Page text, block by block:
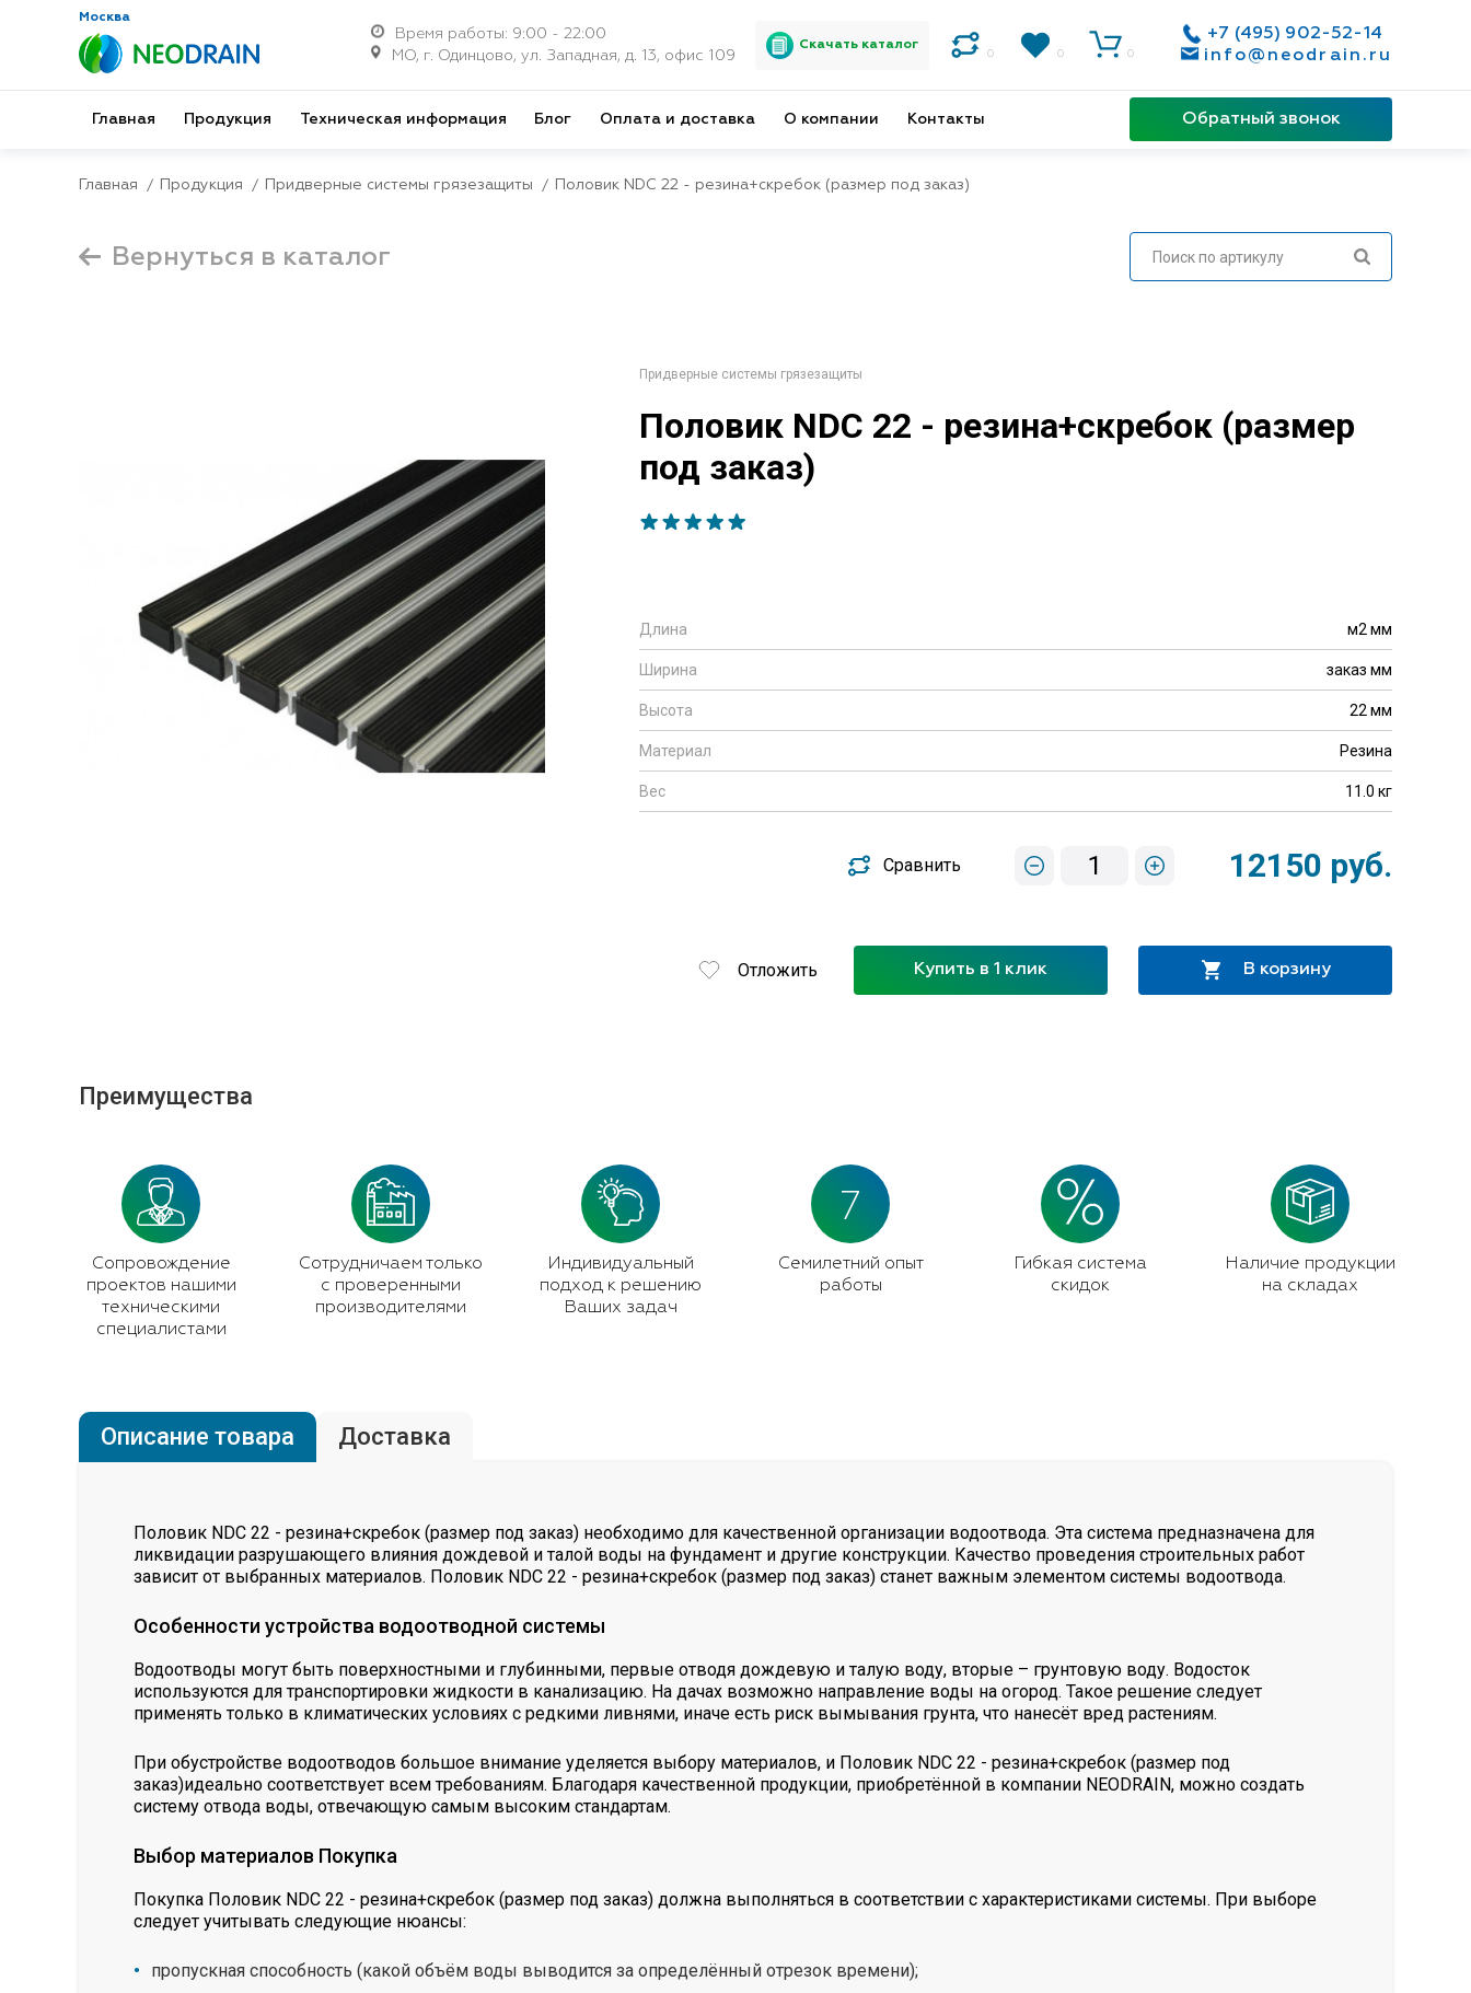
Москва
Время работы: 9:00 - 22:00
МО, г. Одинцово, ул. Западная, д. 13, офис 109
Скачать каталог
0 0 0
+7 (495) 902-52-14
info@neodrain.ru
Главная Продукция Техническая информация Блог Оплата и доставка О компании Контакты Обратный звонок
Главная Продукция Придверные системы грязезащиты Половик NDC 22 - резина+скребок (размер под заказ)
Вернуться в каталог
Придверные системы грязезащиты
Половик NDC 22 - резина+скребок (размер
под заказ)
Длина м2 мм
Ширина заказ мм
Высота 22 мм
Материал Резина
Вес 11.0 кг
Сравнить 1 12150 руб.
Отложить Купить в 1 клик В корзину
Преимущества
Сопровождение
проектов нашими
техническими
специалистами
Сотрудничаем только
с проверенными
производителями
Индивидуальный
подход к решению
Ваших задач
7
Семилетний опыт
работы
Гибкая система
скидок
Наличие продукции
на складах
Описание товара Доставка
Половик NDC 22 - резина+скребок (размер под заказ) необходимо для качественной организации водоотвода. Эта система предназначена для
ликвидации разрушающего влияния дождевой и талой воды на фундамент и другие конструкции. Качество проведения строительных работ
зависит от выбранных материалов. Половик NDC 22 - резина+скребок (размер под заказ) станет важным элементом системы водоотвода.
Особенности устройства водоотводной системы
Водоотводы могут быть поверхностными и глубинными, первые отводя дождевую и талую воду, вторые – грунтовую воду. Водосток
используются для транспортировки жидкости в канализацию. На дачах возможно направление воды на огород. Такое решение следует
применять только в климатических условиях с редкими ливнями, иначе есть риск вымывания грунта, что нанесёт вред растениям.
При обустройстве водоотводов большое внимание уделяется выбору материалов, и Половик NDC 22 - резина+скребок (размер под
заказ)идеально соответствует всем требованиям. Благодаря качественной продукции, приобретённой в компании NEODRAIN, можно создать
систему отвода воды, отвечающую самым высоким стандартам.
Выбор материалов Покупка
Покупка Половик NDC 22 - резина+скребок (размер под заказ) должна выполняться в соответствии с характеристиками системы. При выборе
следует учитывать следующие нюансы:
пропускная способность (какой объём воды выводится за определённый отрезок времени);